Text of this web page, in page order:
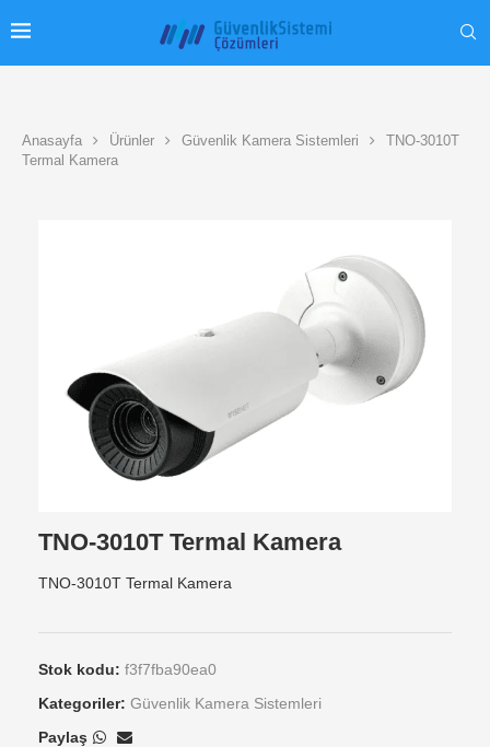
Anasayfa Ürünler Güvenlik Kamera Sistemleri
TNO-3010T
Termal Kamera
TNO-3010T Termal Kamera
TNO-3010T Termal Kamera
Stok kodu: f3f7fba90ea0
Kategoriler: Güvenlik Kamera Sistemleri
Paylaş